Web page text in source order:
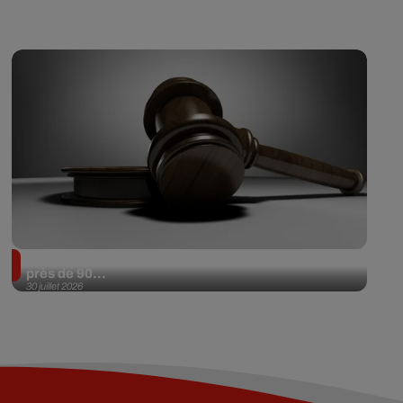
30 juillet 2026
près de 90...